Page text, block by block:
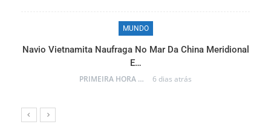
MUNDO
Navio Vietnamita Naufraga No Mar Da China Meridional
E…
PRIMEIRA HORA ONLINE 6 dias atrás